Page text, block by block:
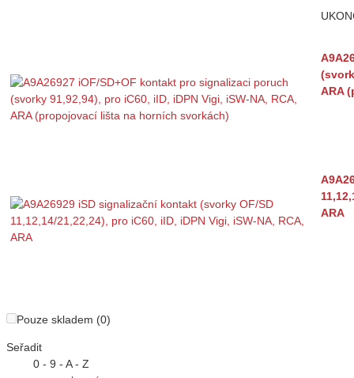
ARA
ARA
Pouze skladem (0)
Seřadit
0 - 9 - A - Z